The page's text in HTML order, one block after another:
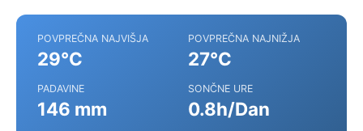
POVPREČNA NAJVIŠJA
29°C
POVPREČNA NAJNIŽJA
27°C
PADAVINE
146 mm
SONČNE URE
0.8h/Dan